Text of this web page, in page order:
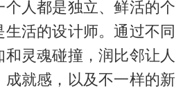
个人都是独立、鲜活的个
活的设计师。通过不同
灵魂碰撞，润比邻让人
成就感，以及不一样的新